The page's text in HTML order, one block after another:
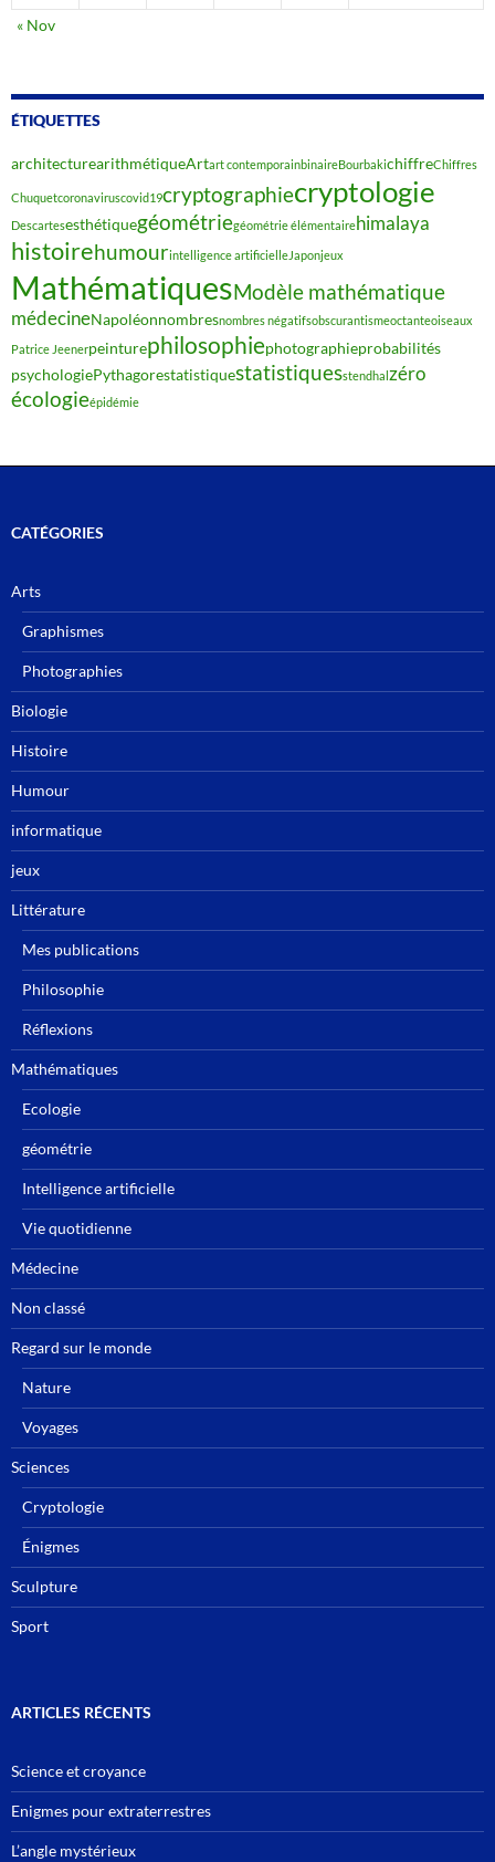
« Nov
ÉTIQUETTES
architecturearithmétiqueArtart contemporainbinaireBourbakichiffreChiffres
Chuquetcoronaviruscovid19cryptographiecryptologie
Descartesesthétiquegéométriegéométrie élémentairehimalaya
histoirehumourintelligence artificielleJaponjeux
MathématiquesModèle mathématique
médecineNapoléonnombresnombres négatifsobscurantismeoctanteoiseaux
Patrice Jeenerpeinturephilosophiephotographieprobabilités
psychologiePythagorestatistiquestatistiquesstendhalzéro
écologieépidémie
CATÉGORIES
Arts
Graphismes
Photographies
Biologie
Histoire
Humour
informatique
jeux
Littérature
Mes publications
Philosophie
Réflexions
Mathématiques
Ecologie
géométrie
Intelligence artificielle
Vie quotidienne
Médecine
Non classé
Regard sur le monde
Nature
Voyages
Sciences
Cryptologie
Énigmes
Sculpture
Sport
ARTICLES RÉCENTS
Science et croyance
Enigmes pour extraterrestres
L’angle mystérieux